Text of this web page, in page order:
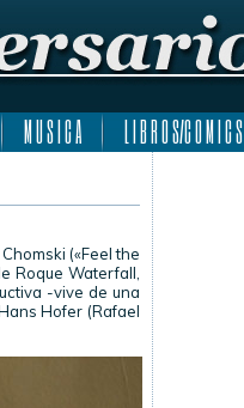
M U S I C A L I B R O S/C O M I C S
(«Feel the
Roque Waterfall,
-vive de una
Hofer (Rafael